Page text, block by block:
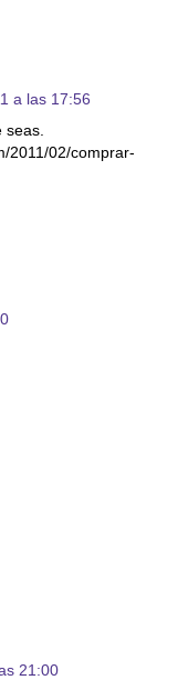
a las 17:56
2011/02/comprar-
21:00